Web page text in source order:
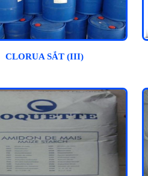
CLORUA SẮT (III)